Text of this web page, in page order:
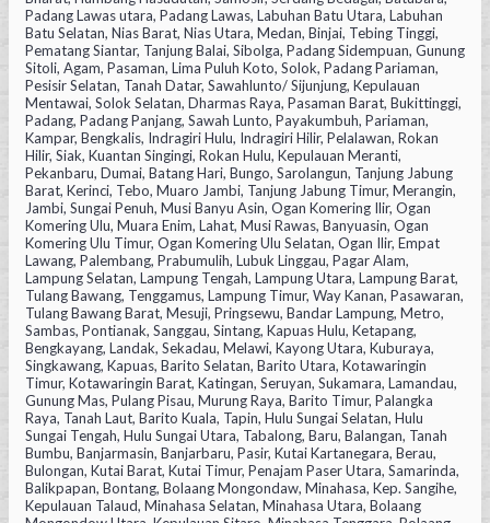
Padang Lawas utara, Padang Lawas, Labuhan Batu Utara, Labuhan
Batu Selatan, Nias Barat, Nias Utara, Medan, Binjai, Tebing Tinggi,
Pematang Siantar, Tanjung Balai, Sibolga, Padang Sidempuan, Gunung
Sitoli, Agam, Pasaman, Lima Puluh Koto, Solok, Padang Pariaman,
Pesisir Selatan, Tanah Datar, Sawahlunto/ Sijunjung, Kepulauan
Mentawai, Solok Selatan, Dharmas Raya, Pasaman Barat, Bukittinggi,
Padang, Padang Panjang, Sawah Lunto, Payakumbuh, Pariaman,
Kampar, Bengkalis, Indragiri Hulu, Indragiri Hilir, Pelalawan, Rokan
Hilir, Siak, Kuantan Singingi, Rokan Hulu, Kepulauan Meranti,
Pekanbaru, Dumai, Batang Hari, Bungo, Sarolangun, Tanjung Jabung
Barat, Kerinci, Tebo, Muaro Jambi, Tanjung Jabung Timur, Merangin,
Jambi, Sungai Penuh, Musi Banyu Asin, Ogan Komering Ilir, Ogan
Komering Ulu, Muara Enim, Lahat, Musi Rawas, Banyuasin, Ogan
Komering Ulu Timur, Ogan Komering Ulu Selatan, Ogan Ilir, Empat
Lawang, Palembang, Prabumulih, Lubuk Linggau, Pagar Alam,
Lampung Selatan, Lampung Tengah, Lampung Utara, Lampung Barat,
Tulang Bawang, Tenggamus, Lampung Timur, Way Kanan, Pasawaran,
Tulang Bawang Barat, Mesuji, Pringsewu, Bandar Lampung, Metro,
Sambas, Pontianak, Sanggau, Sintang, Kapuas Hulu, Ketapang,
Bengkayang, Landak, Sekadau, Melawi, Kayong Utara, Kuburaya,
Singkawang, Kapuas, Barito Selatan, Barito Utara, Kotawaringin
Timur, Kotawaringin Barat, Katingan, Seruyan, Sukamara, Lamandau,
Gunung Mas, Pulang Pisau, Murung Raya, Barito Timur, Palangka
Raya, Tanah Laut, Barito Kuala, Tapin, Hulu Sungai Selatan, Hulu
Sungai Tengah, Hulu Sungai Utara, Tabalong, Baru, Balangan, Tanah
Bumbu, Banjarmasin, Banjarbaru, Pasir, Kutai Kartanegara, Berau,
Bulongan, Kutai Barat, Kutai Timur, Penajam Paser Utara, Samarinda,
Balikpapan, Bontang, Bolaang Mongondaw, Minahasa, Kep. Sangihe,
Kepulauan Talaud, Minahasa Selatan, Minahasa Utara, Bolaang